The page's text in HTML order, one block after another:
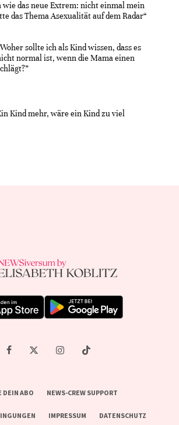
wie das neue Extrem: nicht einmal mein
das Thema Asexualität auf dem Radar“
sollte ich als Kind wissen, dass es
normal ist, wenn die Mama einen
Kind mehr, wäre ein Kind zu viel
DEIN ABO NEWS-CREW SUPPORT
IMPRESSUM DATENSCHUTZ